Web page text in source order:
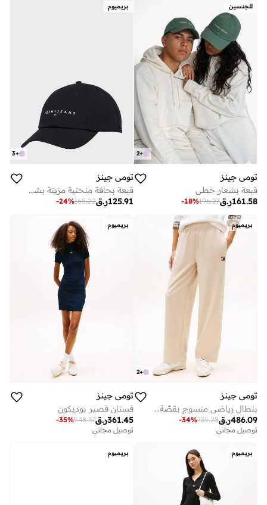
للجنسين
+
2
تومي جينز
قبعة بشعار خطي
ر.ق161.58
196.27
-18%
بريميوم
+
3
تومي جينز
قبعة بحافة منحنية مزينة بشعار الماركة
ر.ق125.91
165.22
-24%
بريميوم
+
2
تومي جينز
بنطال رياضي منسوج بقصّة مريحة وبادج تومي
ر.ق486.09
735.28
-34%
توصيل مجاني
بريميوم
تومي جينز
فستان قصير بوديكون
ر.ق361.45
548.37
-35%
توصيل مجاني
بريميوم بريميوم